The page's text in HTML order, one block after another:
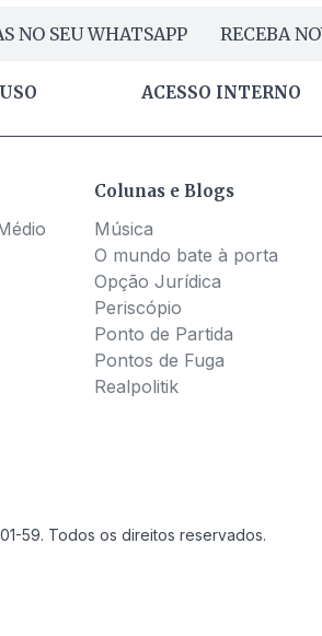
NO SEU WHATSAPP RECEBA
ACESSO INTERNO
Colunas e Blogs
Música
O mundo bate à porta
Opção Jurídica
Periscópio
Ponto de Partida
Pontos de Fuga
Realpolitik
59. Todos os direitos reservados.